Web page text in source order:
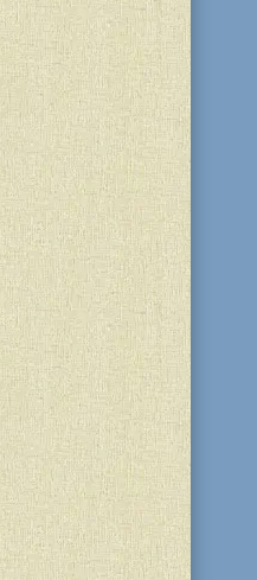
этого года
отдохнули
– для мальчиков
и для
«Sonya’s
фондом STL.
лагеря